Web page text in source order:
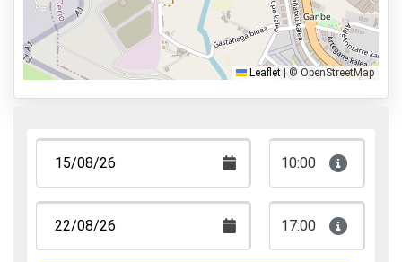
Tipos de parking
Servicio de traslado
Servicio de aparcacoches
Aparca, duerme y vuela
Leaflet |© OpenStreetMap
10:00
17:00